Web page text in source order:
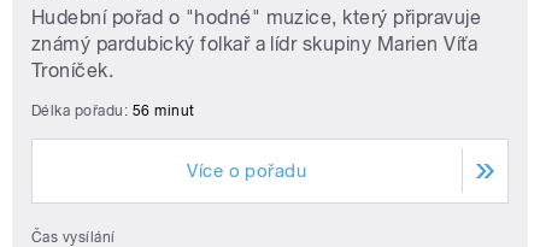
Hudební pořad o "hodné" muzice, který připravuje
známý pardubický folkař a lídr skupiny Marien Víťa
Troníček.
Délka pořadu: 56 minut
Více o pořadu
Čas vysílání